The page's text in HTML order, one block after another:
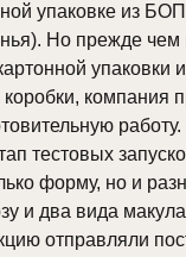
упаковке из
Но прежде чем
упаковки
компания
тестовых
форму, но и
и два вида
отправляли